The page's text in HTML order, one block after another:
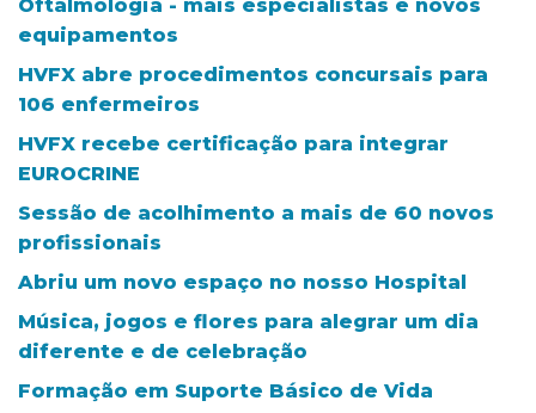
Oftalmologia - mais especialistas e novos
equipamentos
HVFX abre procedimentos concursais para
106 enfermeiros
HVFX recebe certificação para integrar
EUROCRINE
Sessão de acolhimento a mais de 60 novos
profissionais
Abriu um novo espaço no nosso Hospital
Música, jogos e flores para alegrar um dia
diferente e de celebração
Formação em Suporte Básico de Vida